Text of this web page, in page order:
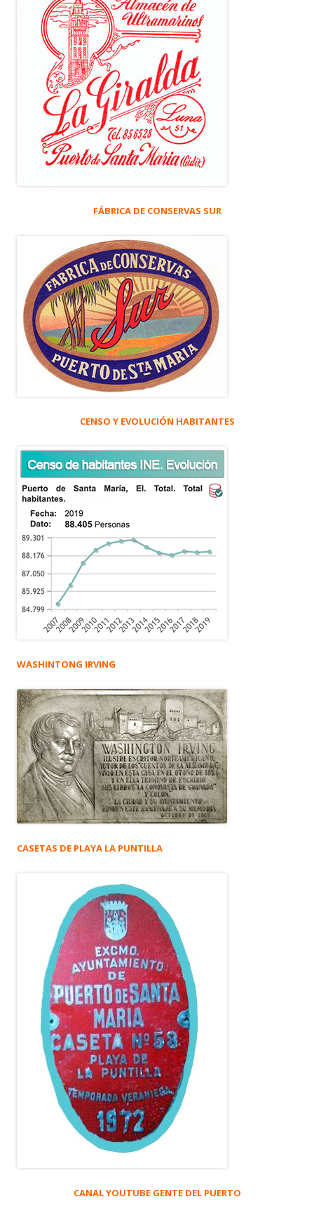
FÁBRICA DE CONSERVAS SUR
CENSO Y EVOLUCIÓN HABITANTES
WASHINTONG IRVING
CASETAS DE PLAYA LA PUNTILLA
CANAL YOUTUBE GENTE DEL PUERTO